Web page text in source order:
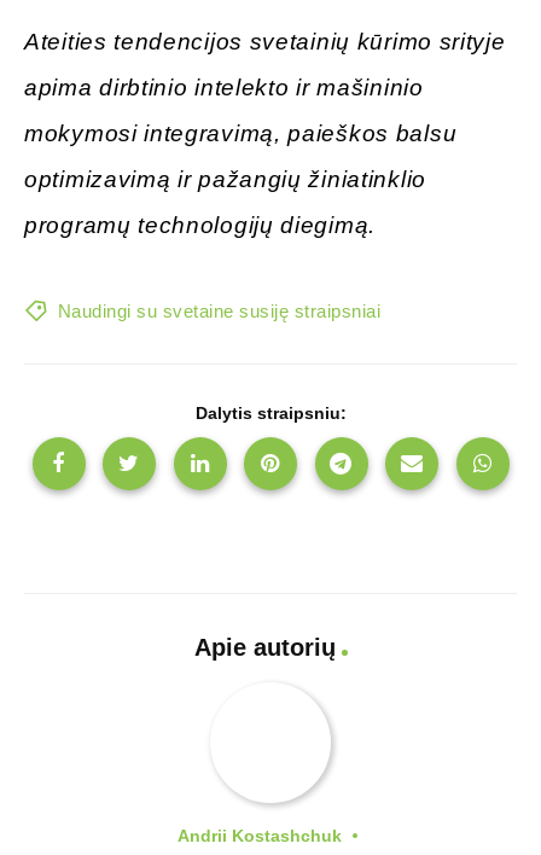
Ateities tendencijos svetainių kūrimo srityje
apima dirbtinio intelekto ir mašininio
mokymosi integravimą, paieškos balsu
optimizavimą ir pažangių žiniatinklio
programų technologijų diegimą.
Naudingi su svetaine susiję straipsniai
Dalytis straipsniu:
Apie autorių
Andrii Kostashchuk